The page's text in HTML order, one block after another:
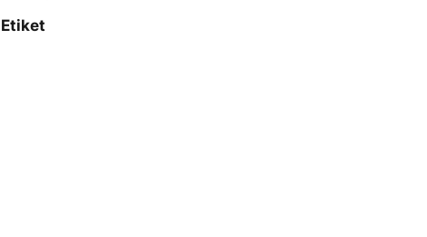
Etiket